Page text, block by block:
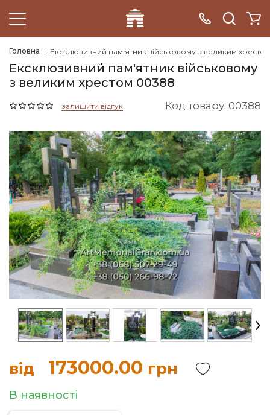
Головна Ексклюзивний пам'ятник військовому з великим хрестом
Ексклюзивний пам'ятник військовому
з великим хрестом 00388
залишити відгук Код товару: 00388
від 173000.00 грн
В наявності